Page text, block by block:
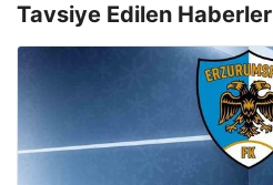
Tavsiye Edilen Haberler